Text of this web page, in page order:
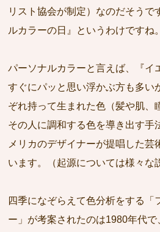
リスト協会が制定）なのだそうで
ルカラーの日』というわけですね。
パーソナルカラーと言えば、『イ
すぐにパッと思い浮かぶ方も多い
ぞれ持って生まれた色（髪や肌、
その人に調和する色を導き出す手
メリカのデザイナーが提唱した芸
います。（起源については様々な
四季になぞらえて色分析をする「
ー」が考案されたのは1980年代